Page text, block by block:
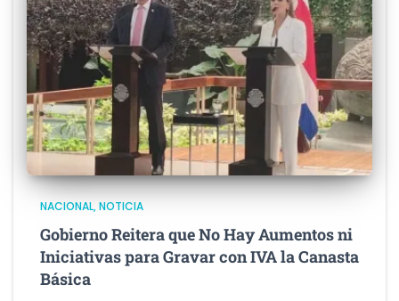
NACIONAL NOTICIA
Gobierno Reitera que No Hay Aumentos ni
Iniciativas para Gravar con IVA la Canasta
Básica